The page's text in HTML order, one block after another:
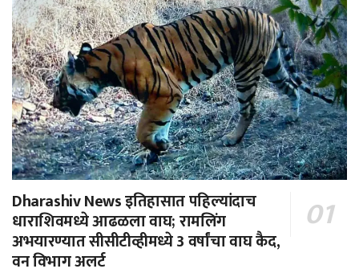
Dharashiv News इतिहासात पहिल्यांदाच
धाराशिवमध्ये आढळला वाघ; रामलिंग
अभयारण्यात सीसीटीव्हीमध्ये 3 वर्षांचा वाघ कैद,
वन विभाग अलर्ट